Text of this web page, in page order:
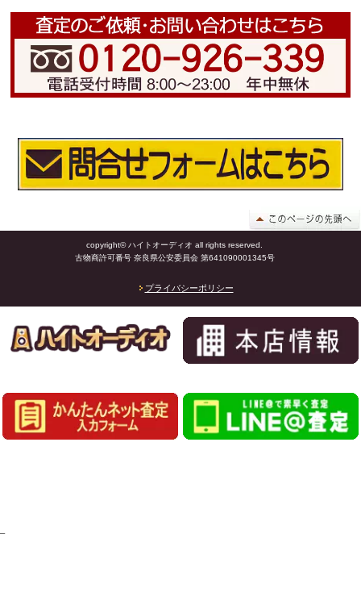
copyright© ハイトオーディオ all rights reserved.
古物商許可番号 奈良県公安委員会 第641090001345号
プライバシーポリシー